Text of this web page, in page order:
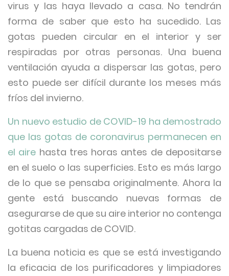
virus y las haya llevado a casa. No tendrán
forma de saber que esto ha sucedido. Las
gotas pueden circular en el interior y ser
respiradas por otras personas. Una buena
ventilación ayuda a dispersar las gotas, pero
esto puede ser difícil durante los meses más
fríos del invierno.
Un nuevo estudio de COVID-19 ha demostrado
que las gotas de coronavirus permanecen en
el aire hasta tres horas antes de depositarse
en el suelo o las superficies. Esto es más largo
de lo que se pensaba originalmente. Ahora la
gente está buscando nuevas formas de
asegurarse de que su aire interior no contenga
gotitas cargadas de COVID.
La buena noticia es que se está investigando
la eficacia de los purificadores y limpiadores